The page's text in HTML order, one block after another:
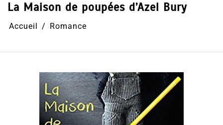
La Maison de poupées d’Azel Bury
Accueil Romance